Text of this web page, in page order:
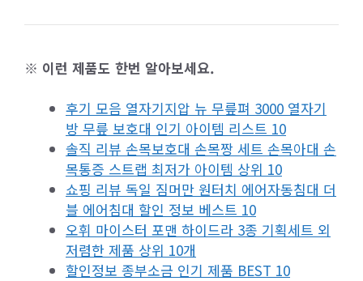
※ 이런 제품도 한번 알아보세요.
후기 모음 열자기지압 뉴 무릎펴 3000 열자기
방 무릎 보호대 인기 아이템 리스트 10
솔직 리뷰 손목보호대 손목짱 세트 손목아대 손
목통증 스트랩 최저가 아이템 상위 10
쇼핑 리뷰 독일 짐머만 원터치 에어자동침대 더
블 에어침대 할인 정보 베스트 10
오휘 마이스터 포맨 하이드라 3종 기획세트 외
저렴한 제품 상위 10개
할인정보 종부소금 인기 제품 BEST 10